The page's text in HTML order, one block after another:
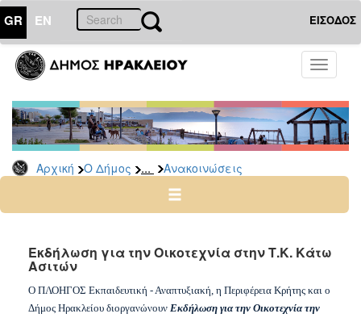
GR EN ΕΙΣΟΔΟΣ
Toggle
Αρχική Ο Δήμος ... Ανακοινώσεις
ΔΗΜΟΣ
Υπηρεσίες
&
Φορείς
Δημοτικές
Υπηρεσίες
Ηλεκτρονική
Διακυβέρνηση
Σχολικές
Επιτροπές
Εκδήλωση για την Οικοτεχνία στην Τ.Κ. Κάτω
Ασιτών
Ο ΠΛΟΗΓΟΣ Εκπαιδευτική - Αναπτυξιακή, η Περιφέρεια Κρήτης και ο
Δήμος Ηρακλείου διοργανώνουν Εκδήλωση για την Οικοτεχνία την